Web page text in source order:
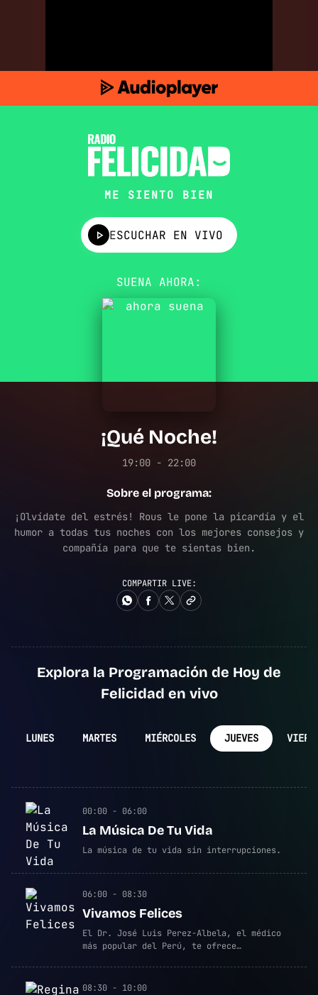
ME SIENTO BIEN
ESCUCHAR EN VIVO
SUENA AHORA:
¡Qué Noche!
19:00 - 22:00
Sobre el programa:
¡Olvídate del estrés! Rous le pone la picardía y el
humor a todas tus noches con los mejores consejos y
compañía para que te sientas bien.
COMPARTIR LIVE:
Explora la Programación de Hoy de
Felicidad en vivo
LUNES MARTES MIÉRCOLES JUEVES
00:00 - 06:00
La Música De Tu Vida
La música de tu vida sin interrupciones.
06:00 - 08:30
Vivamos Felices
El Dr. José Luis Perez-Albela, el médico
más popular del Perú, te ofrece
08:30 - 10:00